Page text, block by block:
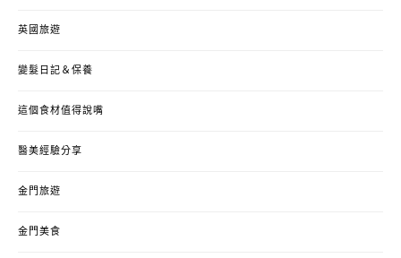
英國旅遊
變髮日記＆保養
這個食材值得說嘴
醫美經驗分享
金門旅遊
金門美食